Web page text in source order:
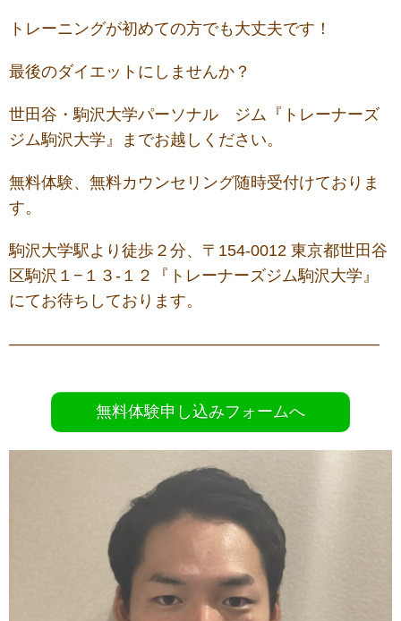
トレーニングが初めての方でも大丈夫です！
最後のダイエットにしませんか？
世田谷・駒沢大学パーソナル ジム『トレーナーズ
ジム駒沢大学』までお越しください。
無料体験、無料カウンセリング随時受付けておりま
す。
駒沢大学駅より徒歩２分、〒154-0012 東京都世田谷
区駒沢１−１３-１２『トレーナーズジム駒沢大学』
にてお待ちしております。
———————————————————————
無料体験申し込みフォームへ